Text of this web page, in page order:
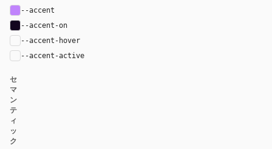
--accent
--accent-on
--accent-hover
--accent-active
セ
マ
ン
テ
ィ
ッ
ク